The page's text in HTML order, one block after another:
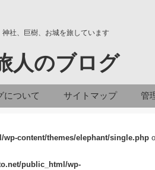
神社、巨樹、お城を旅しています
人のブログ
について サイトマップ 管
content/themes/elephant/single.php
public_html/wp-